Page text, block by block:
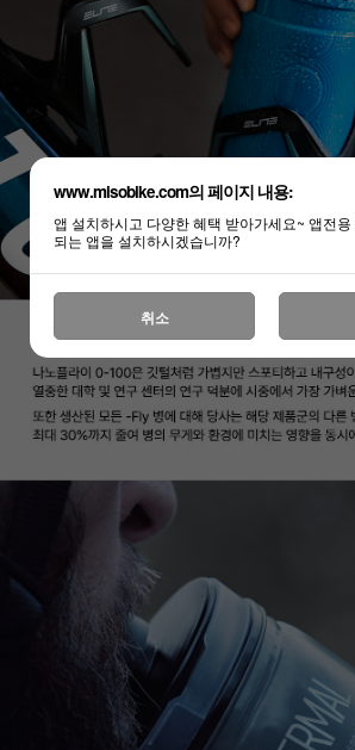
www.misobike.com의 페이지 내용:
앱 설치하시고 다양한 혜택 받아가세요~ 앱전
되는 앱을 설치하시겠습니까?
취소